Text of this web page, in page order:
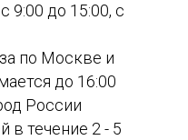
9:00 до 15:00, с
по Москве и
до 16:00
России
в течение 2 - 5